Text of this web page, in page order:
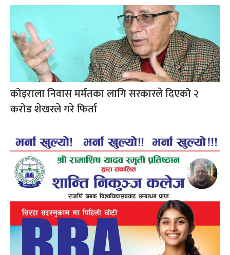
कोइराला निवास मर्मतका लागि सरकारले दिएको २
करोड शेखरले गरे फिर्ता